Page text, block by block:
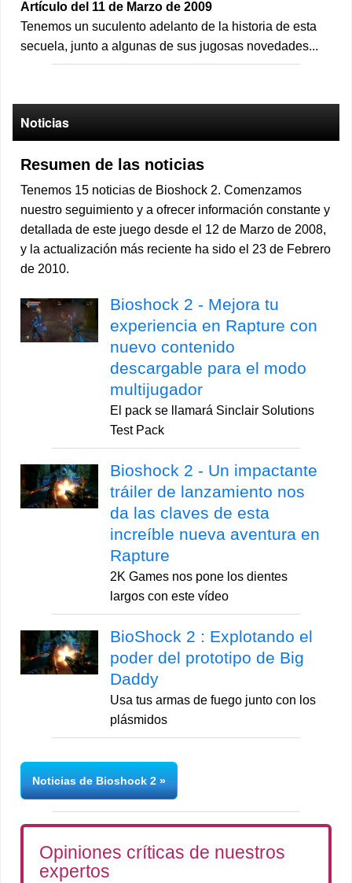
Artículo del 11 de Marzo de 2009
Tenemos un suculento adelanto de la historia de esta
secuela, junto a algunas de sus jugosas novedades...
Noticias
Resumen de las noticias
Tenemos 15 noticias de Bioshock 2. Comenzamos
nuestro seguimiento y a ofrecer información constante y
detallada de este juego desde el 12 de Marzo de 2008,
y la actualización más reciente ha sido el 23 de Febrero
de 2010.
Bioshock 2 - Mejora tu
experiencia en Rapture con
nuevo contenido
descargable para el modo
multijugador
El pack se llamará Sinclair Solutions
Test Pack
Bioshock 2 - Un impactante
tráiler de lanzamiento nos
da las claves de esta
increíble nueva aventura en
Rapture
2K Games nos pone los dientes
largos con este vídeo
BioShock 2 : Explotando el
poder del prototipo de Big
Daddy
Usa tus armas de fuego junto con los
plásmidos
Noticias de Bioshock 2
Opiniones críticas de nuestros
expertos